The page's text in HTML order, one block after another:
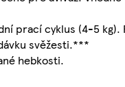
prací cyklus (4-5
svěžesti.***
hebkosti.